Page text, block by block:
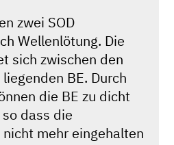
zwei SOD
Wellenlötung. Die
sich zwischen den
BE. Durch
die BE zu dicht
dass die
mehr eingehalten